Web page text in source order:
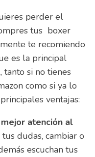
perder el
tus boxer
te recomiendo
es la principal
si no tienes
como si ya lo
ventajas:
atención al
dudas, cambiar o
escuchan tus